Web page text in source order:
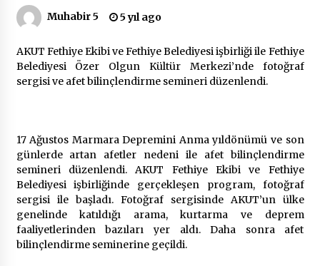
2 ay ago
9 Günde 119 Acil Olaya Müdahale Edildi
2 ay ago
2 ay ago
HAYIRSEVER DİNÇER AKYALI’DAN EĞİTİME
DESTEK
2 ay ago
Mobil Tekerlekli Sandalye Tamir Aracı Engelsiz
Muhabir 5 5 yıl ago
AKUT Fethiye Ekibi ve Fethiye Belediyesi işbirliği ile Fethiye
Belediyesi Özer Olgun Kültür Merkezi’nde fotoğraf
sergisi ve afet bilinçlendirme semineri düzenlendi.
17 Ağustos Marmara Depremini Anma yıldönümü ve son
günlerde artan afetler nedeni ile afet bilinçlendirme
semineri düzenlendi. AKUT Fethiye Ekibi ve Fethiye
Belediyesi işbirliğinde gerçekleşen program, fotoğraf
sergisi ile başladı. Fotoğraf sergisinde AKUT’un ülke
genelinde katıldığı arama, kurtarma ve deprem
faaliyetlerinden bazıları yer aldı. Daha sonra afet
bilinçlendirme seminerine geçildi.